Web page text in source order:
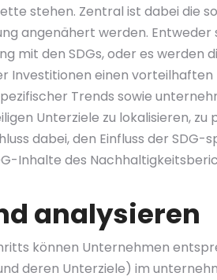
stehen. Zentral ist dabei die
angenähert werden.
mit den SDGs, oder es
Investitionen einen
Trends sowie
Unterziele zu lokalisieren,
dabei, den Einfluss der
Inhalte des
analysieren
können Unternehmen
deren Unterziele) im